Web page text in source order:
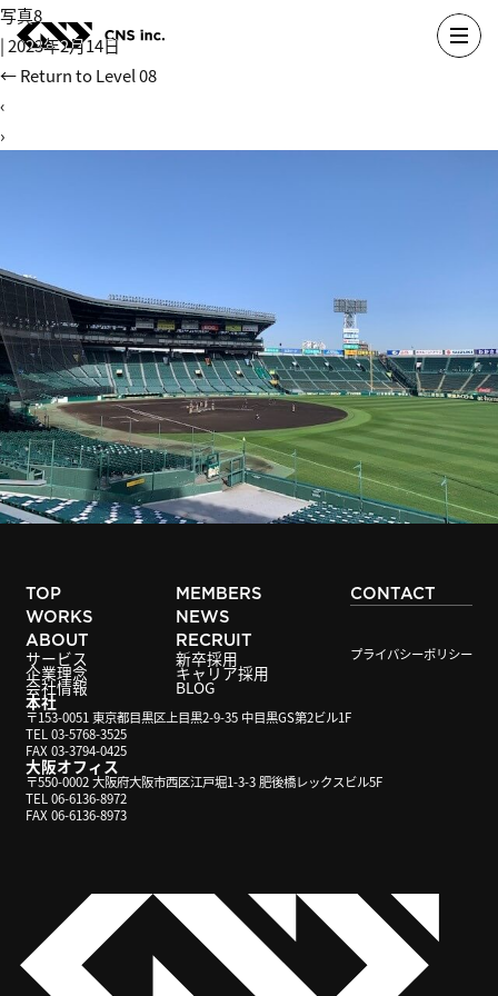
Skip
to
the
content
写真8
|2023年2月14日
←Return to Level 08
‹
›
本社
〒153-0051 東京都目黒区上目黒2-9-35 中目黒GS第2ビル1F
TEL 03-5768-3525
FAX 03-3794-0425
大阪オフィス
〒550-0002 大阪府大阪市西区江戸堀1-3-3 肥後橋レックスビル5F
TEL 06-6136-8972
FAX 06-6136-8973
TOP
WORKS
ABOUT
サービス
企業理念
会社情報
MEMBERS
NEWS
RECRUIT
新卒採用
キャリア採用
BLOG
CONTACT
プライバシーポリシー